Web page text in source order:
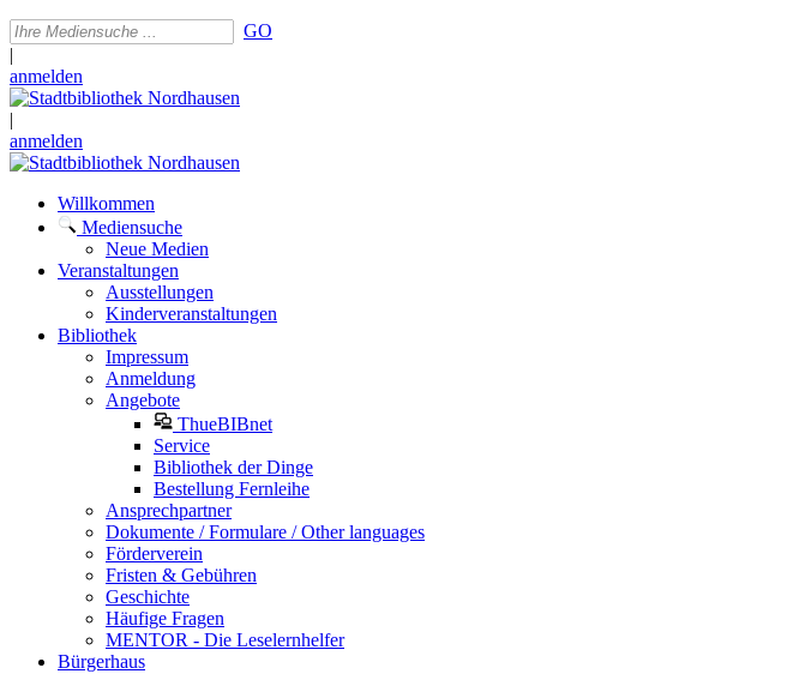
GO
|
anmelden
|
anmelden
Willkommen
Mediensuche
Neue Medien
Veranstaltungen
Ausstellungen
Kinderveranstaltungen
Bibliothek
Impressum
Anmeldung
Angebote
ThueBIBnet
Service
Bibliothek der Dinge
Bestellung Fernleihe
Ansprechpartner
Dokumente / Formulare / Other languages
Förderverein
Fristen & Gebühren
Geschichte
Häufige Fragen
MENTOR - Die Leselernhelfer
Bürgerhaus